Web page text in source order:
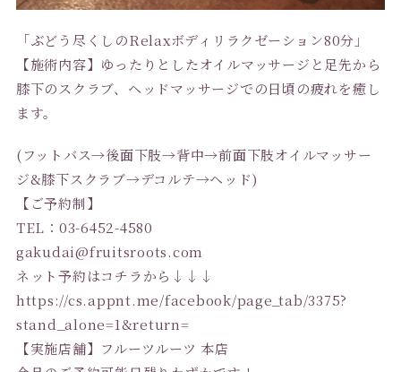
「ぶどう尽くしのRelaxボディリラクゼーション80分」
【施術内容】ゆったりとしたオイルマッサージと足先から
膝下のスクラブ、ヘッドマッサージでの日頃の疲れを癒し
ます。
(フットバス→後面下肢→背中→前面下肢オイルマッサー
ジ&膝下スクラブ→デコルテ→ヘッド)
【ご予約制】
TEL：03-6452-4580
gakudai@fruitsroots.com
ネット予約はコチラから↓↓↓
https://cs.appnt.me/facebook/page_tab/3375?
stand_alone=1&return=
【実施店舗】フルーツルーツ 本店